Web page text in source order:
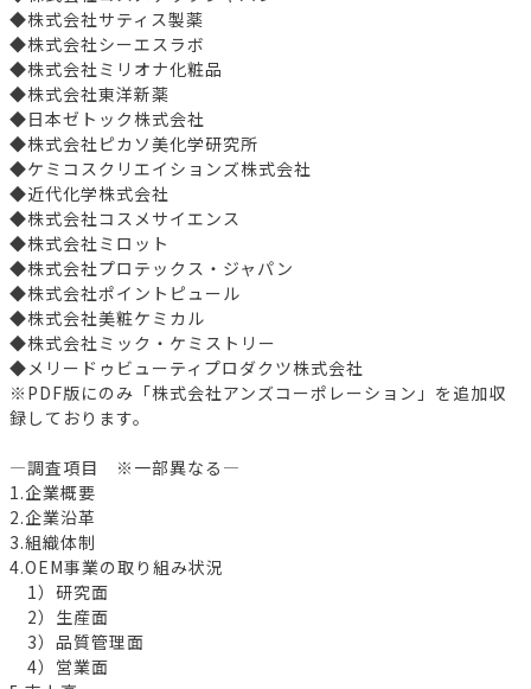
◆株式会社サティス製薬
◆株式会社シーエスラボ
◆株式会社ミリオナ化粧品
◆株式会社東洋新薬
◆日本ゼトック株式会社
◆株式会社ピカソ美化学研究所
◆ケミコスクリエイションズ株式会社
◆近代化学株式会社
◆株式会社コスメサイエンス
◆株式会社ミロット
◆株式会社プロテックス・ジャパン
◆株式会社ポイントピュール
◆株式会社美粧ケミカル
◆株式会社ミック・ケミストリー
◆メリードゥビューティプロダクツ株式会社
※PDF版にのみ「株式会社アンズコーポレーション」を追加収
録しております。
―調査項目 ※一部異なる―
1.企業概要
2.企業沿革
3.組織体制
4.OEM事業の取り組み状況
1）研究面
2）生産面
3）品質管理面
4）営業面